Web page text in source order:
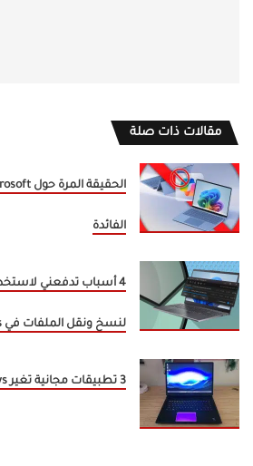
مقالات ذات صلة
الفائدة
لنسخ ونقل الملفات في Windows
3 تطبيقات مجانية تغير Windows تمامًا